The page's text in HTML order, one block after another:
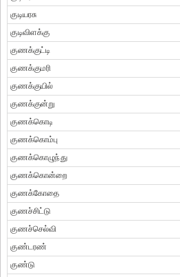
குடியரசு
குடிவிளக்கு
குணக்குட்டி
குணக்குமரி
குணக்குயில்
குணக்குன்று
குணக்கொடி
குணக்கொம்பு
குணக்கொழுந்து
குணக்கொன்றை
குணக்கோதை
குணச்சிட்டு
குணச்செல்வி
குண்டரண்
குண்டு